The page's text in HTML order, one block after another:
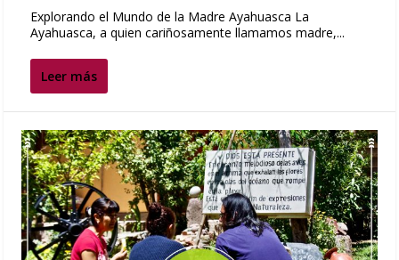
Explorando el Mundo de la Madre Ayahuasca La
Ayahuasca, a quien cariñosamente llamamos madre,...
Leer más